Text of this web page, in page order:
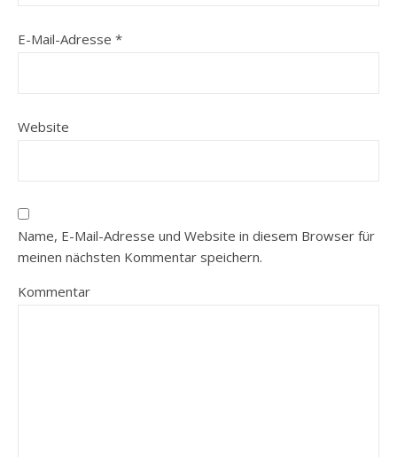
E-Mail-Adresse *
Website
Name, E-Mail-Adresse und Website in diesem Browser für
meinen nächsten Kommentar speichern.
Kommentar